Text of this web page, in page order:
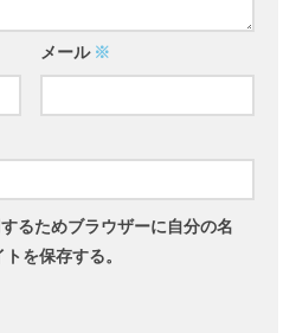
メール ※
るためブラウザーに自分の名
を保存する。